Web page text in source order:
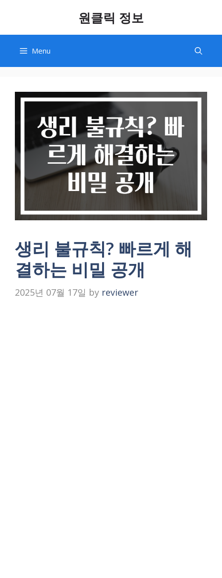
content
원클릭 정보
Menu
생리 불규칙? 빠르게 해
결하는 비밀 공개
2025년 07월 17일 by reviewer